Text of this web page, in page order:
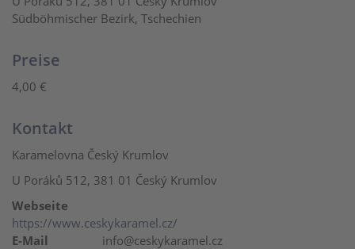
Südböhmischer Bezirk, Tschechien
Preise
4,00 €
Kontakt
Karamelovna Český Krumlov
U Poráků 512, 381 01 Český Krumlov
Webseite
https://www.ceskykaramel.cz/
E-Mail
info@ceskykaramel.cz